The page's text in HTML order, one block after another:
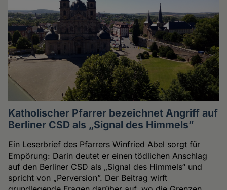
Katholischer Pfarrer bezeichnet Angriff auf
Berliner CSD als „Signal des Himmels”
Ein Leserbrief des Pfarrers Winfried Abel sorgt für
Empörung: Darin deutet er einen tödlichen Anschlag
auf den Berliner CSD als „Signal des Himmels“ und
spricht von „Perversion”. Der Beitrag wirft